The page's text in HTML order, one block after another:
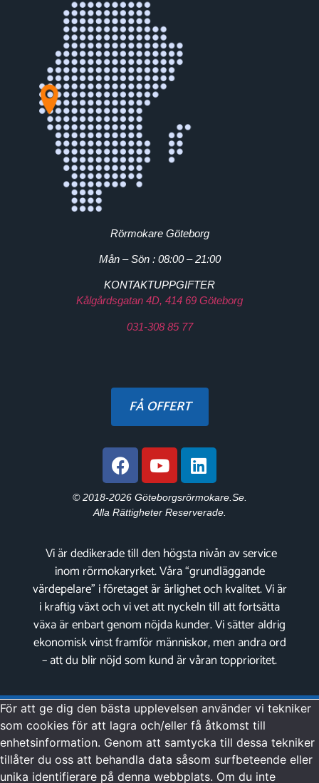
Rörmokare Göteborg
Mån – Sön : 08:00 – 21:00
KONTAKTUPPGIFTER
Kålgårdsgatan 4D, 414 69 Göteborg
031-308 85 77
FÅ OFFERT
© 2018-2026 Göteborgsrörmokare.se.
Alla Rättigheter Reserverade.
Vi är dedikerade till den högsta nivån av service
inom rörmokaryrket. Våra “grundläggande
värdepelare” i företaget är ärlighet och kvalitet. Vi är
i kraftig växt och vi vet att nyckeln till att fortsätta
växa är enbart genom nöjda kunder. Vi sätter aldrig
ekonomisk vinst framför människor, men andra ord
– att du blir nöjd som kund är våran topprioritet.
För att ge dig den bästa upplevelsen använder vi tekniker
som cookies för att lagra och/eller få åtkomst till
enhetsinformation. Genom att samtycka till dessa tekniker
tillåter du oss att behandla data såsom surfbeteende eller
unika identifierare på denna webbplats. Om du inte